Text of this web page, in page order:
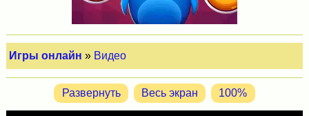
Игры онлайн » Видео
Развернуть Весь экран 100%